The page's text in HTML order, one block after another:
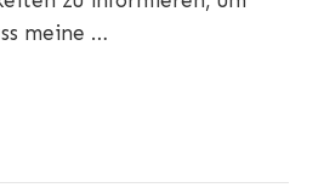
meine …